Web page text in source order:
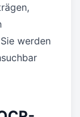
werden